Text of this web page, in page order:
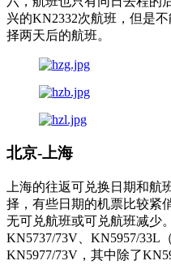
兴的KN2332次航班，但是
择两天后的航班。
北京-上海
上海的往返可兑换日期和
择，有些日期的机票比较紧
无可兑航班或可兑航班减少
KN5737/73V、KN5957/33L
KN5977/73V，其中除了